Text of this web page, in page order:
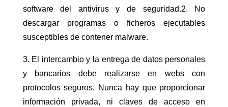
software del antivirus y de seguridad.2. No
descargar programas o ficheros ejecutables
susceptibles de contener malware.
3. El intercambio y la entrega de datos personales
y bancarios debe realizarse en webs con
protocolos seguros. Nunca hay que proporcionar
información privada, ni claves de acceso en